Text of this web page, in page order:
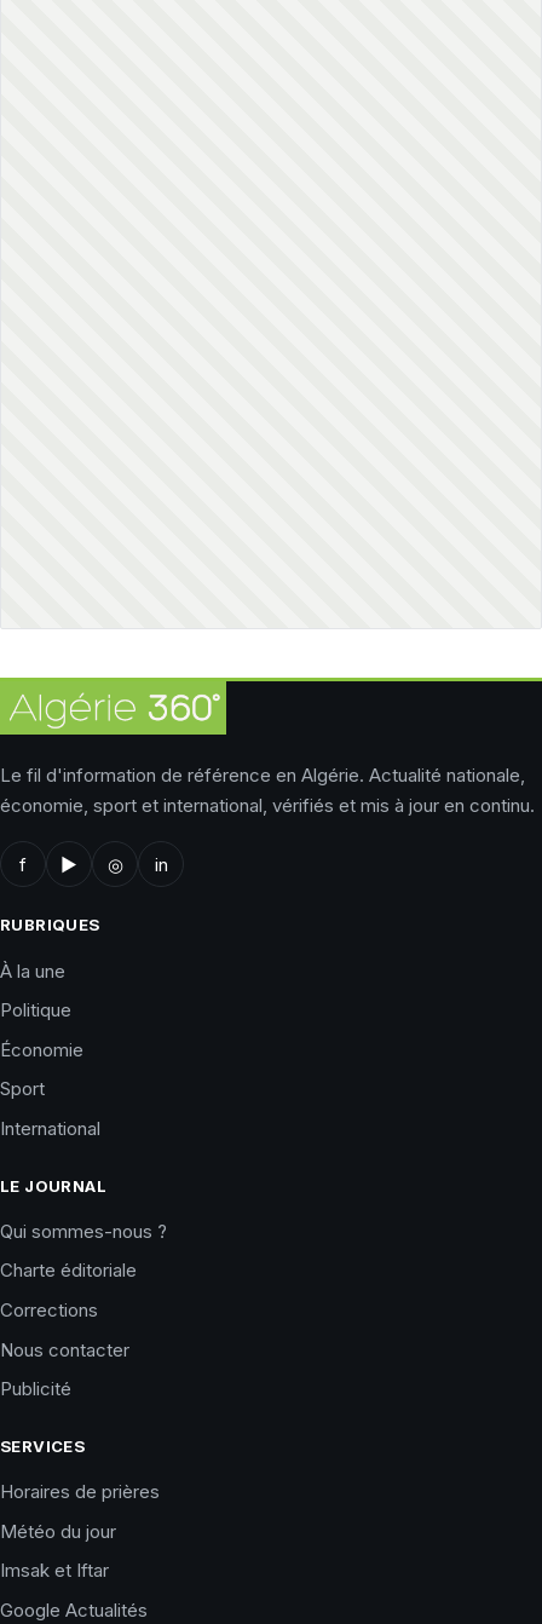
Le fil d'information de référence en Algérie. Actualité nationale,
économie, sport et international, vérifiés et mis à jour en continu.
f ▶ ◎ in
RUBRIQUES
À la une
Politique
Économie
Sport
International
LE JOURNAL
Qui sommes-nous ?
Charte éditoriale
Corrections
Nous contacter
Publicité
SERVICES
Horaires de prières
Météo du jour
Imsak et Iftar
Google Actualités